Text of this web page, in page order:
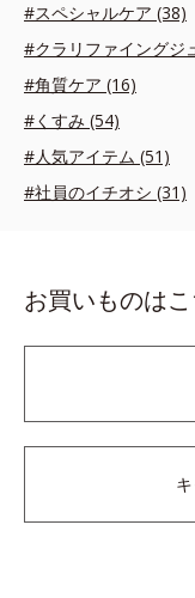
#スペシャルケア (38)
#クラリファイングジ
#角質ケア (16)
#くすみ (54)
#人気アイテム (51)
#社員のイチオシ (31)
お買いものは